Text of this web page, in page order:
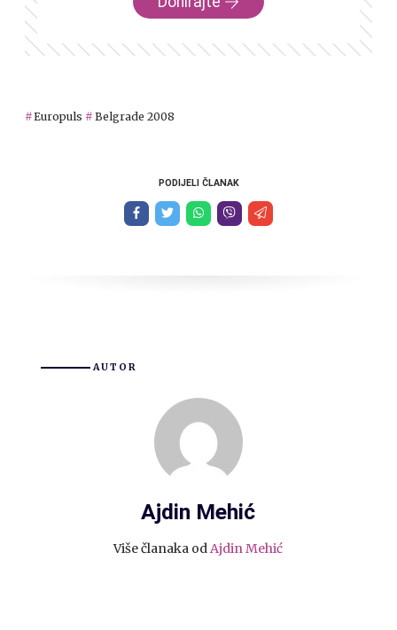
Europuls Belgrade 2008
PODIJELI ČLANAK
AUTOR
Ajdin Mehić
Više članaka odAjdin Mehić